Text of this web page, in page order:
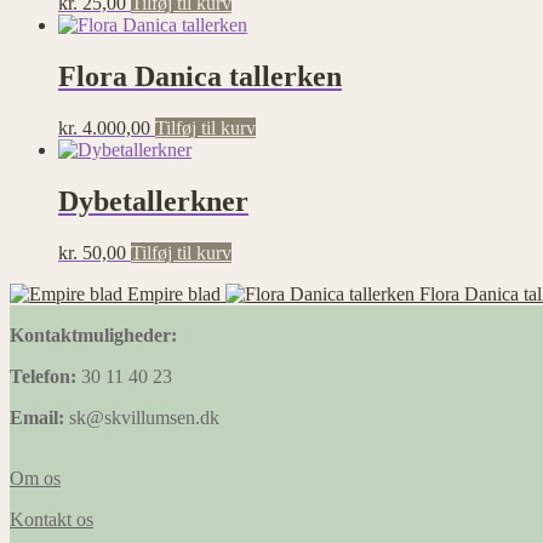
Flora Danica tallerken
kr. 4.000,00 Tilføj til kurv
Dybetallerkner
kr. 50,00 Tilføj til kurv
Empire blad
Flora Danica
Kontaktmuligheder:
Telefon: 30 11 40 23
Email: sk@skvillumsen.dk
Om os
Kontakt os